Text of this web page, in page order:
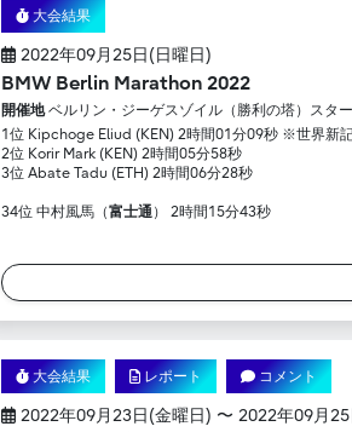
大会結果
2022年09月25日(日曜日)
BMW Berlin Marathon 2022
開催地ベルリン・ジーゲスゾイル（勝利の塔）スタ
1位 Kipchoge Eliud (KEN) 2時間01分09秒 ※世界新
2位 Korir Mark (KEN) 2時間05分58秒
3位 Abate Tadu (ETH) 2時間06分28秒
34位 中村風馬（富士通） 2時間15分43秒
大会結果 レポート コメント
2022年09月23日(金曜日) 〜 2022年09月